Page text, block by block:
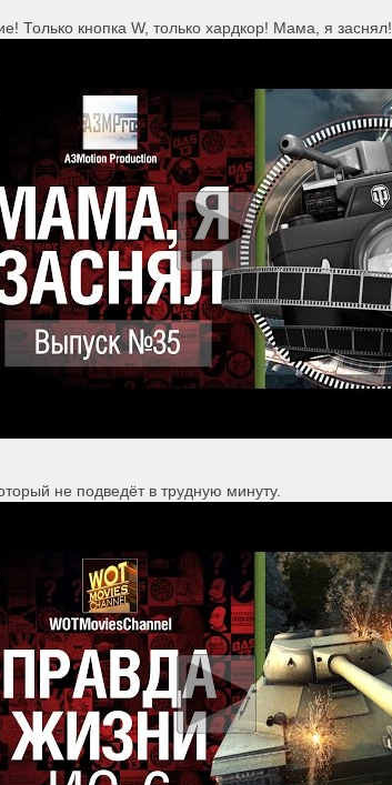
Только кнопка W, только хардкор! Мама, я заснял!
не подведёт в трудную минуту.